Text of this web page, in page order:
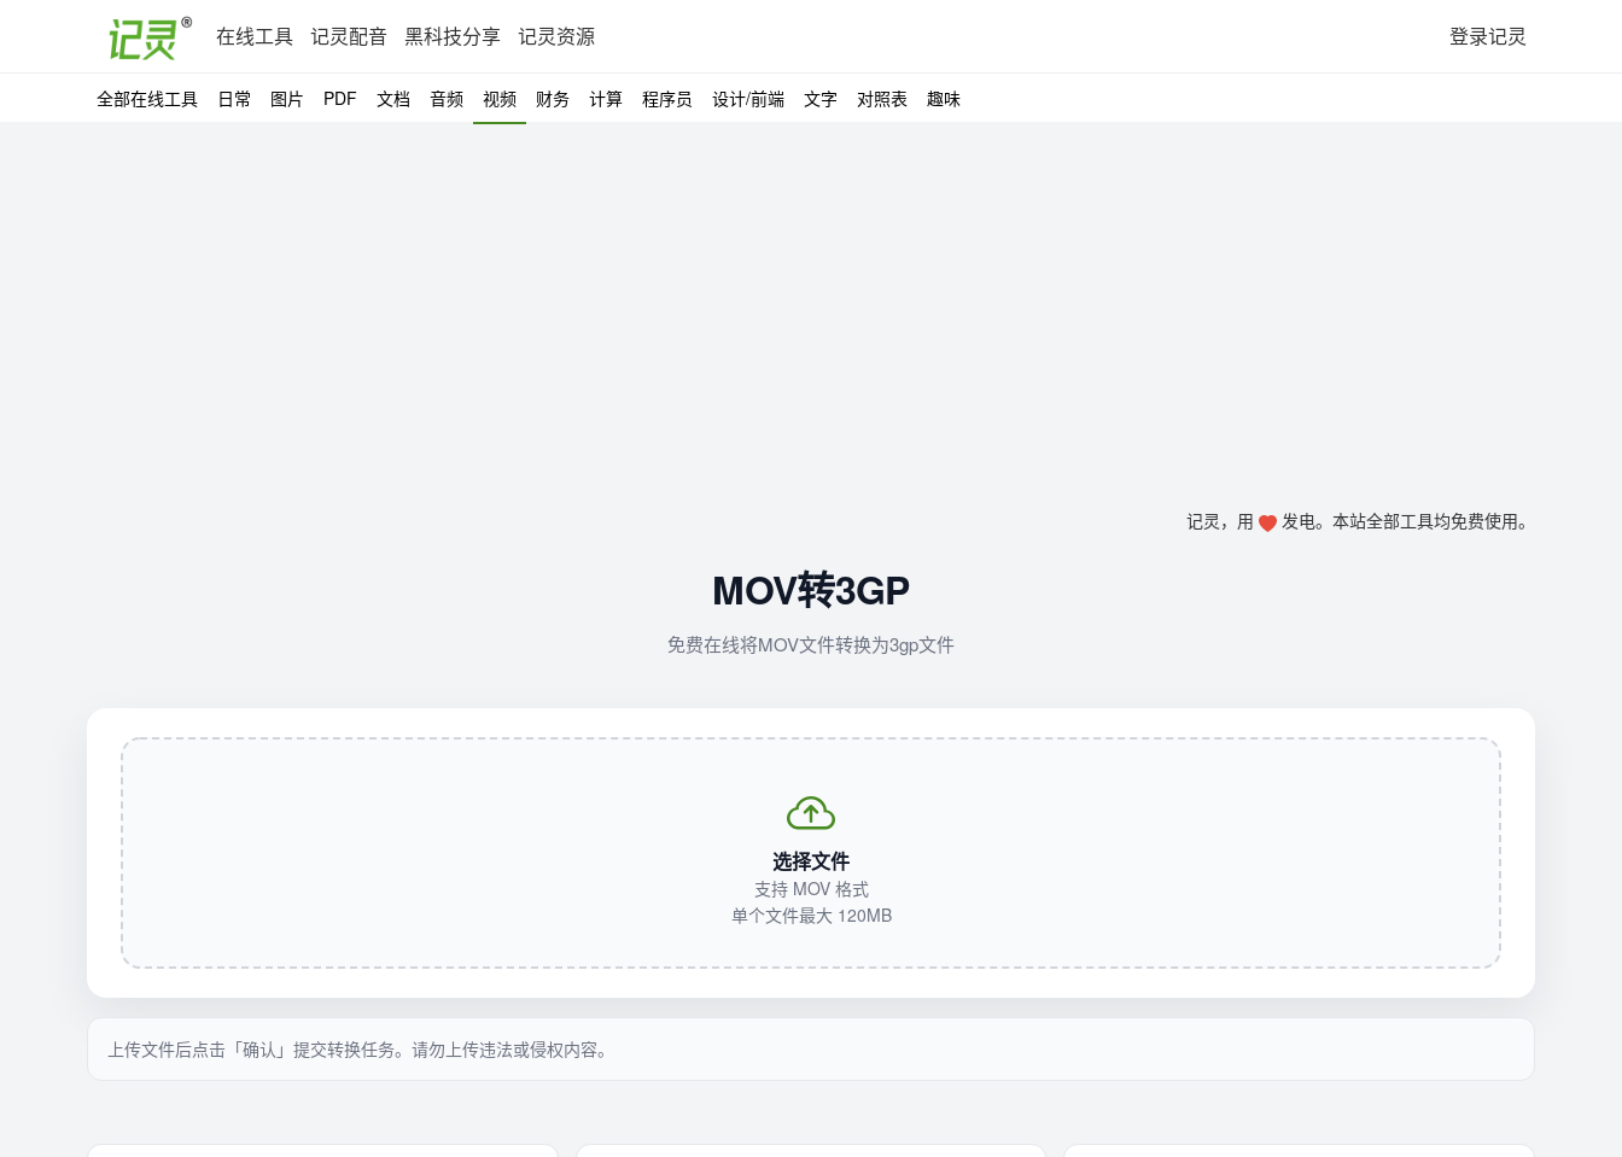
在线工具 记灵配音 黑科技分享 记灵资源 登录记灵
全部在线工具 日常 图片 PDF 文档 音频 视频 财务 计算 程序员 设计/前端 文字 对照表 趣味
记灵，用 发电。本站全部工具均免费使用。
MOV转3GP
免费在线将MOV文件转换为3gp文件
选择文件
支持 MOV 格式
单个文件最大 120MB
上传文件后点击「确认」提交转换任务。请勿上传违法或侵权内容。